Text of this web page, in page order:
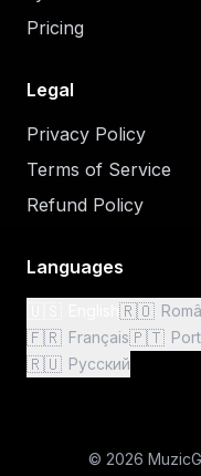
Pricing
Legal
Privacy Policy
Terms of Service
Refund Policy
Languages
🇷🇴
🇫🇷 Français🇵🇹
🇷🇺 Русский
© 2026